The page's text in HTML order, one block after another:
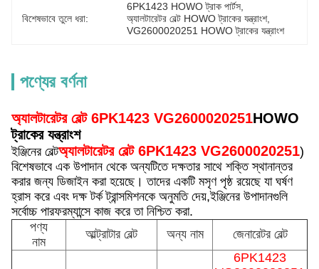
বিশেষভাবে তুলে ধরা:
6PK1423 HOWO ট্রাক পার্টস
অ্যালটারেটর বেল্ট HOWO ট্রাকের যন্ত্রাংশ,
VG2600020251 HOWO ট্রাকের যন্ত্রাংশ
পণ্যের বর্ণনা
অ্যালটারেটর বেল্ট 6PK1423 VG2600020251HOWO
ট্রাকের যন্ত্রাংশ
ইঞ্জিনের বেল্টঅ্যালটারেটর বেল্ট 6PK1423 VG2600020251)
বিশেষভাবে এক উপাদান থেকে অন্যটিতে দক্ষতার সাথে শক্তি স্থানান্তর
করার জন্য ডিজাইন করা হয়েছে। তাদের একটি মসৃণ পৃষ্ঠ রয়েছে যা ঘর্ষণ
হ্রাস করে এবং দক্ষ টর্ক ট্রান্সমিশনকে অনুমতি দেয়,ইঞ্জিনের উপাদানগুলি
সর্বোচ্চ পারফরম্যান্সে কাজ করে তা নিশ্চিত করা.
পণ্য
নাম
আল্ট্রাটার বেল্ট অন্য নাম জেনারেটর বেল্ট
6PK1423